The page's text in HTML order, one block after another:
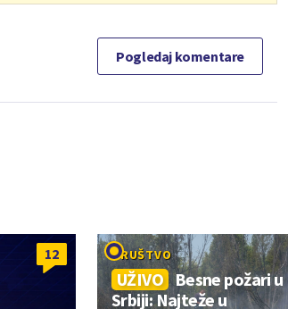
Pogledaj komentare
12 DRUŠTVO
UŽIVO Besne požari u
Srbiji: Najteže u